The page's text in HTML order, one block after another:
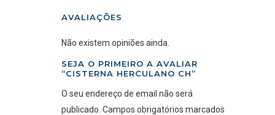
AVALIAÇÕES
Não existem opiniões ainda.
SEJA O PRIMEIRO A AVALIAR
“CISTERNA HERCULANO CH”
O seu endereço de email não será
publicado. Campos obrigatórios marcados